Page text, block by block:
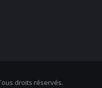
droits réservés.